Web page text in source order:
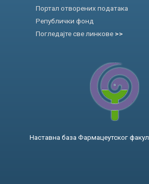
Портал отворених података
Републички фонд
Погледајте све линкове >>
Наставна база Фармацеутског